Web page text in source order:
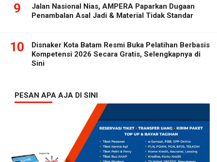
9
Jalan Nasional Nias, AMPERA Paparkan Dugaan
Penambalan Asal Jadi & Material Tidak Standar
10
Disnaker Kota Batam Resmi Buka Pelatihan Berbasis
Kompetensi 2026 Secara Gratis, Selengkapnya di
Sini
PESAN APA AJA DI SINI